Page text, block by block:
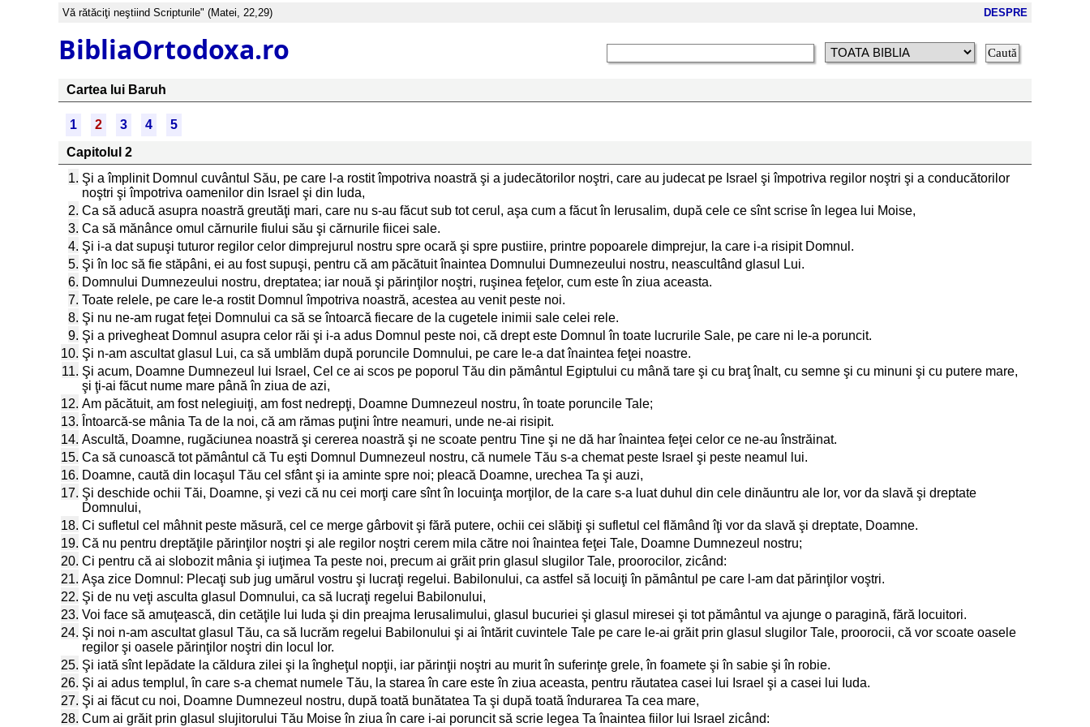
Vă rătăciţi neştiind Scripturile" (Matei, 22,29) DESPRE
BibliaOrtodoxa.ro
Cartea lui Baruh
1 2 3 4
5
Capitolul 2
1. Şi a împlinit Domnul cuvântul Său, pe care l-a rostit împotriva noastră şi a judecătorilor noştri, care au judecat pe Israel şi împotriva regilor noştri şi a conducătorilor
noştri şi împotriva oamenilor din Israel şi din Iuda,
2. Ca să aducă asupra noastră greutăţi mari, care nu s-au făcut sub tot cerul, aşa cum a făcut în Ierusalim, după cele ce sînt scrise în legea lui Moise,
3. Ca să mănânce omul cărnurile fiului său şi cărnurile fiicei sale.
4. Şi i-a dat supuşi tuturor regilor celor dimprejurul nostru spre ocară şi spre pustiire, printre popoarele dimprejur, la care i-a risipit Domnul.
5. Şi în loc să fie stăpâni, ei au fost supuşi, pentru că am păcătuit înaintea Domnului Dumnezeului nostru, neascultând glasul Lui.
6. Domnului Dumnezeului nostru, dreptatea; iar nouă şi părinţilor noştri, ruşinea feţelor, cum este în ziua aceasta.
7. Toate relele, pe care le-a rostit Domnul împotriva noastră, acestea au venit peste noi.
8. Şi nu ne-am rugat feţei Domnului ca să se întoarcă fiecare de la cugetele inimii sale celei rele.
9. Şi a privegheat Domnul asupra celor răi şi i-a adus Domnul peste noi, că drept este Domnul în toate lucrurile Sale, pe care ni le-a poruncit.
10. Şi n-am ascultat glasul Lui, ca să umblăm după poruncile Domnului, pe care le-a dat înaintea feţei noastre.
11. Şi acum, Doamne Dumnezeul lui Israel, Cel ce ai scos pe poporul Tău din pământul Egiptului cu mână tare şi cu braţ înalt, cu semne şi cu minuni şi cu putere mare,
şi ţi-ai făcut nume mare până în ziua de azi,
12. Am păcătuit, am fost nelegiuiţi, am fost nedrepţi, Doamne Dumnezeul nostru, în toate poruncile Tale;
13. Întoarcă-se mânia Ta de la noi, că am rămas puţini între neamuri, unde ne-ai risipit.
14. Ascultă, Doamne, rugăciunea noastră şi cererea noastră şi ne scoate pentru Tine şi ne dă har înaintea feţei celor ce ne-au înstrăinat.
15. Ca să cunoască tot pământul că Tu eşti Domnul Dumnezeul nostru, că numele Tău s-a chemat peste Israel şi peste neamul lui.
16. Doamne, caută din locaşul Tău cel sfânt şi ia aminte spre noi; pleacă Doamne, urechea Ta şi auzi,
17. Şi deschide ochii Tăi, Doamne, şi vezi că nu cei morţi care sînt în locuinţa morţilor, de la care s-a luat duhul din cele dinăuntru ale lor, vor da slavă şi dreptate
Domnului,
18. Ci sufletul cel mâhnit peste măsură, cel ce merge gârbovit şi fără putere, ochii cei slăbiţi şi sufletul cel flămând îţi vor da slavă şi dreptate, Doamne.
19. Că nu pentru dreptăţile părinţilor noştri şi ale regilor noştri cerem mila către noi înaintea feţei Tale, Doamne Dumnezeul nostru;
20. Ci pentru că ai slobozit mânia şi iuţimea Ta peste noi, precum ai grăit prin glasul slugilor Tale, proorocilor, zicând:
21. Aşa zice Domnul: Plecaţi sub jug umărul vostru şi lucraţi regelui. Babilonului, ca astfel să locuiţi în pământul pe care l-am dat părinţilor voştri.
22. Şi de nu veţi asculta glasul Domnului, ca să lucraţi regelui Babilonului,
23. Voi face să amuţească, din cetăţile lui Iuda şi din preajma Ierusalimului, glasul bucuriei şi glasul miresei şi tot pământul va ajunge o paragină, fără locuitori.
24. Şi noi n-am ascultat glasul Tău, ca să lucrăm regelui Babilonului şi ai întărit cuvintele Tale pe care le-ai grăit prin glasul slugilor Tale, proorocii, că vor scoate oasele
regilor şi oasele părinţilor noştri din locul lor.
25. Şi iată sînt lepădate la căldura zilei şi la îngheţul nopţii, iar părinţii noştri au murit în suferinţe grele, în foamete şi în sabie şi în robie.
26. Şi ai adus templul, în care s-a chemat numele Tău, la starea în care este în ziua aceasta, pentru răutatea casei lui Israel şi a casei lui Iuda.
27. Şi ai făcut cu noi, Doamne Dumnezeul nostru, după toată bunătatea Ta şi după toată îndurarea Ta cea mare,
28. Cum ai grăit prin glasul slujitorului Tău Moise în ziua în care i-ai poruncit să scrie legea Ta înaintea fiilor lui Israel zicând: